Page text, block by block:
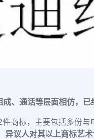
、通话等层面相仿，已
商标，主要包括多份
异议人对其以上商标艺